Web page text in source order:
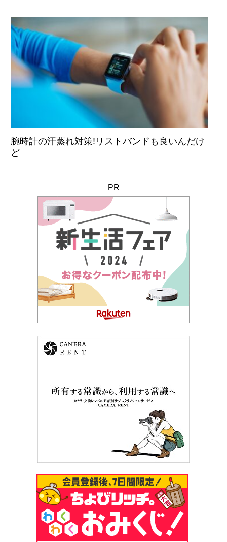
腕時計の汗蒸れ対策!リストバンドも良いんだけ
ど
PR